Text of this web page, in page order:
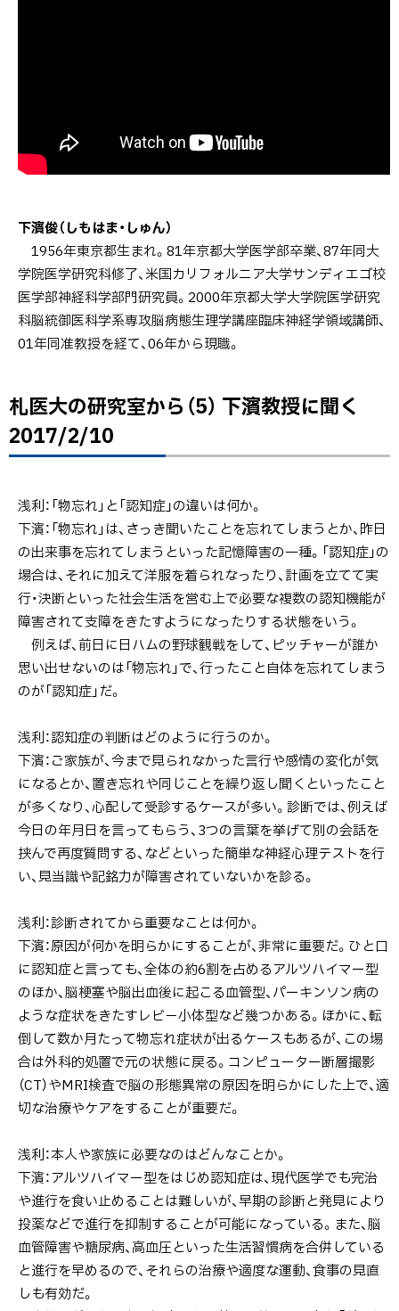
下濱俊（しもはま・しゅん）
1956年東京都生まれ。81年京都大学医学部卒業、87年同大
学院医学研究科修了、米国カリフォルニア大学サンディエゴ校
医学部神経科学部門研究員。2000年京都大学大学院医学研究
科脳統御医科学系専攻脳病態生理学講座臨床神経学領域講師、
01年同准教授を経て、06年から現職。
ト
ッ
プ
戻
る
札医大の研究室から（5） 下濱教授に聞く
2017/2/10
浅利：「物忘れ」と「認知症」の違いは何か。
下濱：「物忘れ」は、さっき聞いたことを忘れてしまうとか、昨日
の出来事を忘れてしまうといった記憶障害の一種。「認知症」の
場合は、それに加えて洋服を着られなったり、計画を立てて実
行・決断といった社会生活を営む上で必要な複数の認知機能が
障害されて支障をきたすようになったりする状態をいう。
例えば、前日に日ハムの野球観戦をして、ピッチャーが誰か
思い出せないのは「物忘れ」で、行ったこと自体を忘れてしまう
のが「認知症」だ。
浅利：認知症の判断はどのように行うのか。
下濱：ご家族が、今まで見られなかった言行や感情の変化が気
になるとか、置き忘れや同じことを繰り返し聞くといったこと
が多くなり、心配して受診するケースが多い。診断では、例えば
今日の年月日を言ってもらう、3つの言葉を挙げて別の会話を
挟んで再度質問する、などといった簡単な神経心理テストを行
い、見当識や記銘力が障害されていないかを診る。
浅利：診断されてから重要なことは何か。
下濱：原因が何かを明らかにすることが、非常に重要だ。ひと口
に認知症と言っても、全体の約6割を占めるアルツハイマー型
のほか、脳梗塞や脳出血後に起こる血管型、パーキンソン病の
ような症状をきたすレビ－小体型など幾つかある。ほかに、転
倒して数か月たって物忘れ症状が出るケースもあるが、この場
合は外科的処置で元の状態に戻る。コンピューター断層撮影
（CT）やMRI検査で脳の形態異常の原因を明らかにした上で、適
切な治療やケアをすることが重要だ。
浅利：本人や家族に必要なのはどんなことか。
下濱：アルツハイマー型をはじめ認知症は、現代医学でも完治
や進行を食い止めることは難しいが、早期の診断と発見により
投薬などで進行を抑制することが可能になっている。また、脳
血管障害や糖尿病、高血圧といった生活習慣病を合併している
と進行を早めるので、それらの治療や適度な運動、食事の見直
しも有効だ。